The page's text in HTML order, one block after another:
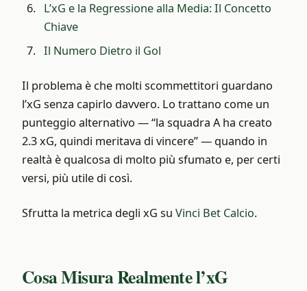
L’xG e la Regressione alla Media: Il Concetto
Chiave
Il Numero Dietro il Gol
Il problema è che molti scommettitori guardano
l’xG senza capirlo davvero. Lo trattano come un
punteggio alternativo — “la squadra A ha creato
2.3 xG, quindi meritava di vincere” — quando in
realtà è qualcosa di molto più sfumato e, per certi
versi, più utile di così.
Sfrutta la metrica degli xG su Vinci Bet Calcio.
Cosa Misura Realmente l’xG